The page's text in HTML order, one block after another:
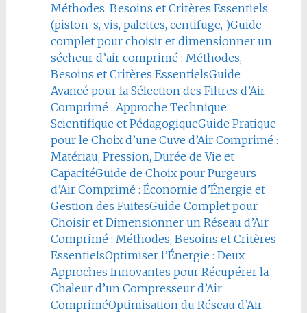
Méthodes, Besoins et Critères Essentiels
(piston-s, vis, palettes, centifuge, )Guide
complet pour choisir et dimensionner un
sécheur d’air comprimé : Méthodes,
Besoins et Critères EssentielsGuide
Avancé pour la Sélection des Filtres d’Air
Comprimé : Approche Technique,
Scientifique et PédagogiqueGuide Pratique
pour le Choix d’une Cuve d’Air Comprimé :
Matériau, Pression, Durée de Vie et
CapacitéGuide de Choix pour Purgeurs
d’Air Comprimé : Économie d’Énergie et
Gestion des FuitesGuide Complet pour
Choisir et Dimensionner un Réseau d’Air
Comprimé : Méthodes, Besoins et Critères
EssentielsOptimiser l’Énergie : Deux
Approches Innovantes pour Récupérer la
Chaleur d’un Compresseur d’Air
CompriméOptimisation du Réseau d’Air